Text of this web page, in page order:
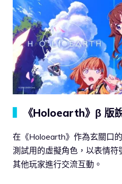
《Holoearth》β 版
在《Holoearth》作為玄關口
測試用的虛擬角色，以表情
其他玩家進行交流互動。